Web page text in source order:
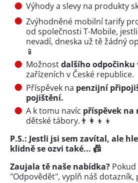
Výhody a slevy na produkty
Zvýhodněné mobilní tarify
od společnosti T-Mobile,
nevadí, dneska už tě žádný
📱
Možnostdalšího odpočinku
zařízeních v České republice.
Příspěvek na penzijní
pojištění.
A k tomu navíc příspěvek na
dětské tábory.👨👩👦👦
P.S.: Jestli jsi sem zavítal, ale
klidně se ozvi také... 📠
Zaujala tě naše nabídka?
"Odpovědět", vyplň náš